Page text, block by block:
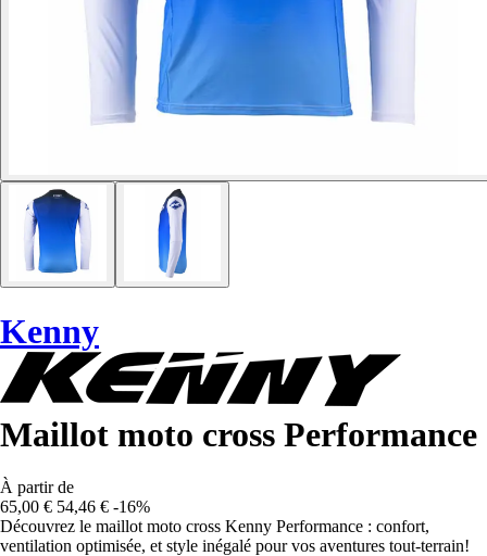
Kenny
Maillot moto cross Performance
À partir de
65,00 € 54,46 € -16%
Découvrez le maillot moto cross Kenny Performance : confort,
ventilation optimisée, et style inégalé pour vos aventures tout-terrain!